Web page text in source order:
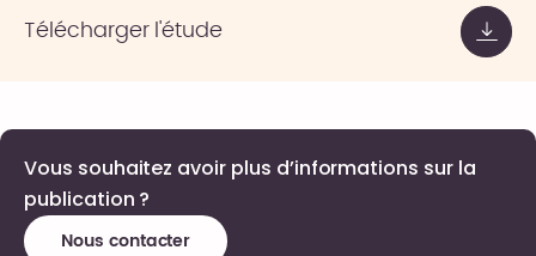
Télécharger l'étude
Vous souhaitez avoir plus d’informations sur la
publication ?
Nous contacter